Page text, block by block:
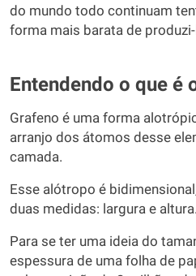
do mundo todo continuam
forma mais barata de
Entendendo o que é
Grafeno é uma forma
arranjo dos átomos desse
camada.
Esse alótropo é
duas medidas: largura e altura.
Para se ter uma ideia do
espessura de uma folha de